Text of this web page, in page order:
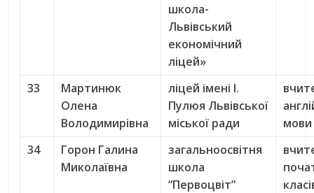
школа-
Львівський
економічний
ліцей»
33
Мартинюк
Олена
Володимирівна
ліцей імені І.
Пулюя Львівської
міської ради
мови
34
Горон Галина
Миколаївна
загальноосвітня
школа
“Первоцвіт”